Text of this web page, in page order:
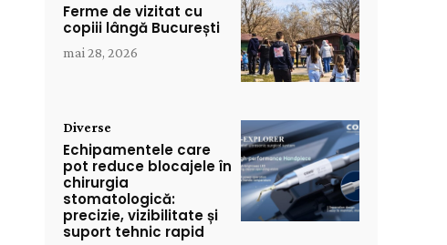
Ferme de vizitat cu
copiii lângă București
mai 28, 2026
Diverse
Echipamentele care
pot reduce blocajele în
chirurgia
stomatologică:
precizie, vizibilitate și
suport tehnic rapid